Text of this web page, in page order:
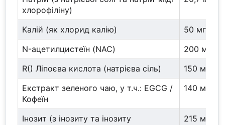
хлорофіліну)
Калій (як хлорид калію)
50 мг
N-ацетилцистеїн (NAC)
200 мг
R() Ліпоєва кислота (натрієва сіль)
150 мг
Екстракт зеленого чаю, у т.ч.: EGCG /
Кофеїн
140 мг /
Інозит (з інозиту та інозиту
215 мг